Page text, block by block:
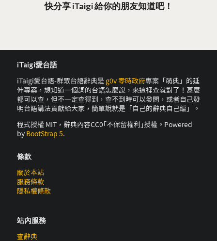
快分享 iTaigi 給你的朋友知道吧！
iTaigi愛台語
iTaigi愛台語-群眾台語辭典是 g0v 零時政府專案「萌典」的延
伸專案，想知道一個詞的台語怎麼說，來這裡查就對了！甚麼
都可以查，但不一定查得到，查不到時可以發問，或者自己發
明台語講法貢獻給大家，簡單說就是「自己的辭典自己編」。
程式授權 MIT，辭典內容CC0｢不保留權利｣授權。Powered
by BootStrap 5.
條款
關於本站
服務條款
隱私權條款
站內服務
查辭典